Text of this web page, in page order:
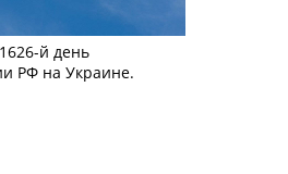
й день
РФ на Украине.